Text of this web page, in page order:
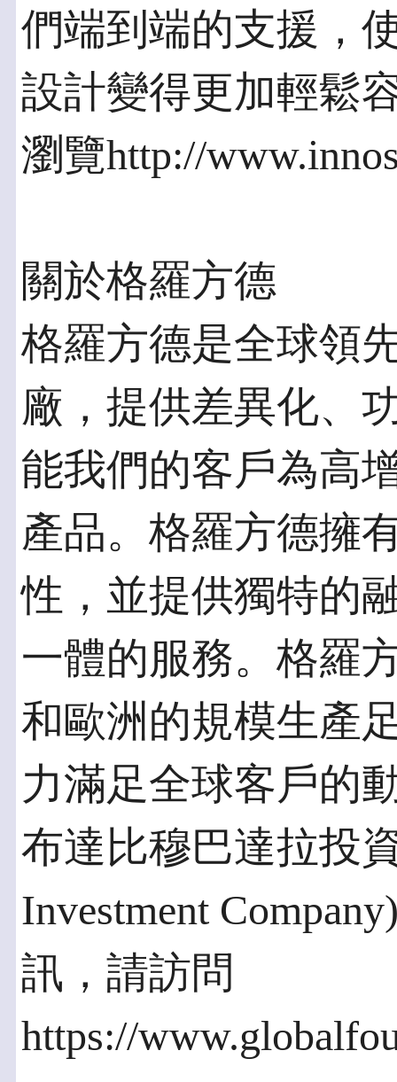
們端到端的支援，
設計變得更加輕鬆
瀏覽http://
關於格羅方德
格羅方德是全球領
廠，提供差異化、
能我們的客戶為高
產品。格羅方德擁
性，並提供獨特的
一體的服務。格羅
和歐洲的規模生產
力滿足全球客戶的
布達比穆巴達拉投
Investment
訊，請訪問
https://